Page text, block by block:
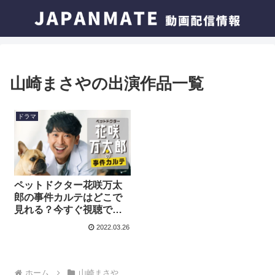
山崎まさやの出演作品一覧
ドラマ
ペットドクター花咲万太
郎の事件カルテはどこで
見れる？今すぐ視聴でき
る動画配信サービスを紹
2022.03.26
ホーム 山崎まさや